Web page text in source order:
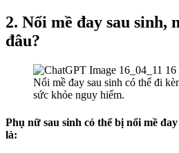
2. Nổi mề đay sau sinh,
đâu?
Nổi mề đay sau sinh có thể đi
sức khỏe nguy hiểm.
Phụ nữ sau sinh có thể bị nổi mề
là: